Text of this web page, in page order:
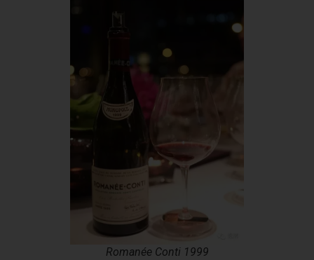
Romanée Conti 1999